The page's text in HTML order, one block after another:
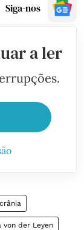
Siga-nos
a ler
von der Leyen